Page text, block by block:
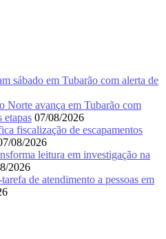
sábado em Tubarão com alerta de
Norte avança em Tubarão com
etapas 07/08/2026
fiscalização de escapamentos
08/2026
leitura em investigação na
2026
de atendimento a pessoas em